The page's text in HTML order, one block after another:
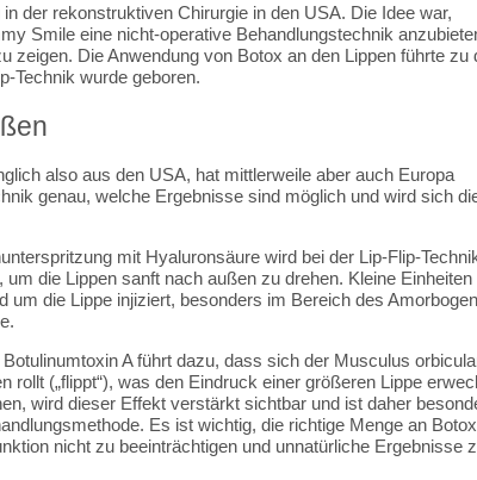
der rekonstruktiven Chirurgie in den USA. Die Idee war,
Smile eine nicht-operative Behandlungstechnik
zeigen. Die Anwendung von Botox an den Lippen führte zu
Technik wurde geboren.
also aus den USA, hat mittlerweile aber auch Europa
genau, welche Ergebnisse sind möglich und wird sich
mit Hyaluronsäure wird bei der Lip-Flip-
die Lippen sanft nach außen zu drehen. Kleine Einheiten
um die Lippe injiziert, besonders im Bereich des
A führt dazu, dass sich der Musculus
rollt („flippt“), was den Eindruck einer größeren Lippe
wird dieser Effekt verstärkt sichtbar und ist daher
Es ist wichtig, die richtige Menge an
nicht zu beeinträchtigen und unnatürliche Ergebnisse